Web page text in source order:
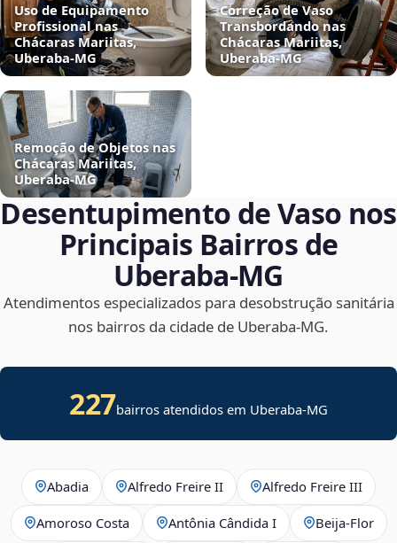
Uso de Equipamento
Profissional nas
Chácaras Mariitas,
Uberaba‑MG
Correção de Vaso
Transbordando nas
Chácaras Mariitas,
Uberaba‑MG
Remoção de Objetos nas
Chácaras Mariitas,
Uberaba‑MG
Desentupimento de Vaso nos
Principais Bairros de
Uberaba‑MG
Atendimentos especializados para desobstrução sanitária
nos bairros da cidade de Uberaba‑MG.
227bairros atendidos em Uberaba-MG
Abadia Alfredo Freire II Alfredo Freire III
Amoroso Costa Antônia Cândida I Beija‑Flor